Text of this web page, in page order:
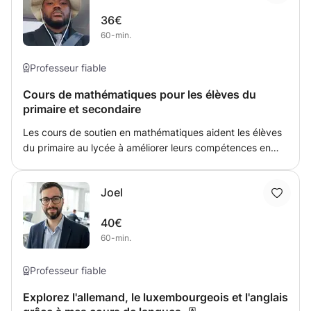
ensuite poursuivi des études en comptabilité à l’université,
obtenu la qualification ACCA et je suis membre de l’ACCA
depuis 2019. Je travaille quotidiennement avec les
concrète et pratique des mathématiques. 📗 Au
fondamentales • Exercices de logique et de raisonnement
• Aide aux devoirs et préparation aux examens •
Développement de la confiance et de la méthode 🎯
Objectif : rendre les maths simples, logiques et
36€
60-min.
Professeur fiable
Cours de mathématiques pour les élèves du
primaire et secondaire
Les cours de soutien en mathématiques aident les élèves
du primaire au lycée à améliorer leurs compétences en
pratiques pour surmonter les difficultés.
Joel
40€
60-min.
Professeur fiable
Explorez l'allemand, le luxembourgeois et l'anglais